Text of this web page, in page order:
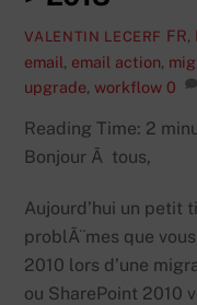
VALENTIN LECERF FR,
email, email action,
upgrade, workflow 0
Reading Time: 2
Bonjour Ã tous,
Aujourd’hui un
problÃ¨mes que
2010 lors d’une
ou SharePoint 2010